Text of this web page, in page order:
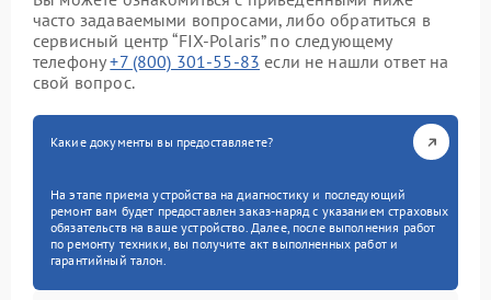
часто задаваемыми вопросами, либо обратиться в
сервисный центр “FIX-Polaris” по следующему
телефону+7 (800) 301-55-83 если не нашли ответ на
свой вопрос.
Какие документы вы предоставляете?
На этапе приема устройства на диагностику и последующий
ремонт вам будет предоставлен заказ-наряд с указанием страховых
обязательств на ваше устройство. Далее, после выполнения работ
по ремонту техники, вы получите акт выполненных работ и
гарантийный талон.